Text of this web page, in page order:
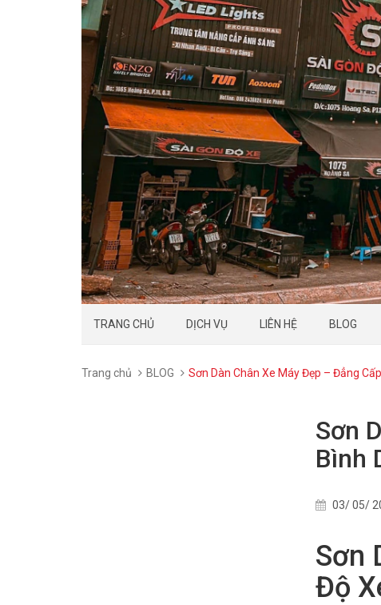
TRANG CHỦ DỊCH VỤ LIÊN HỆ BLOG
Trang chủ BLOG Sơn Dàn Chân Xe Máy Đẹp – Đẳng
Sơn
Bình
03/ 05/
Sơn
Độ